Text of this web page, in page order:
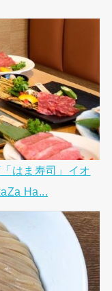
はま寿司」イオ
Ha...